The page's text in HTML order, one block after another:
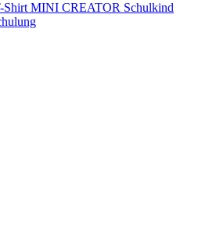
Shirt MINI CREATOR Schulkind